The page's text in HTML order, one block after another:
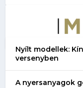
Nyílt modellek:
versenyben
A nyersanyagok